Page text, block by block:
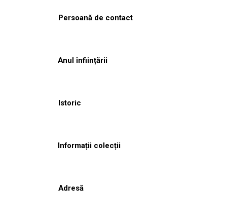
Persoană de contact
Anul înființării
Istoric
Informații colecții
Adresă